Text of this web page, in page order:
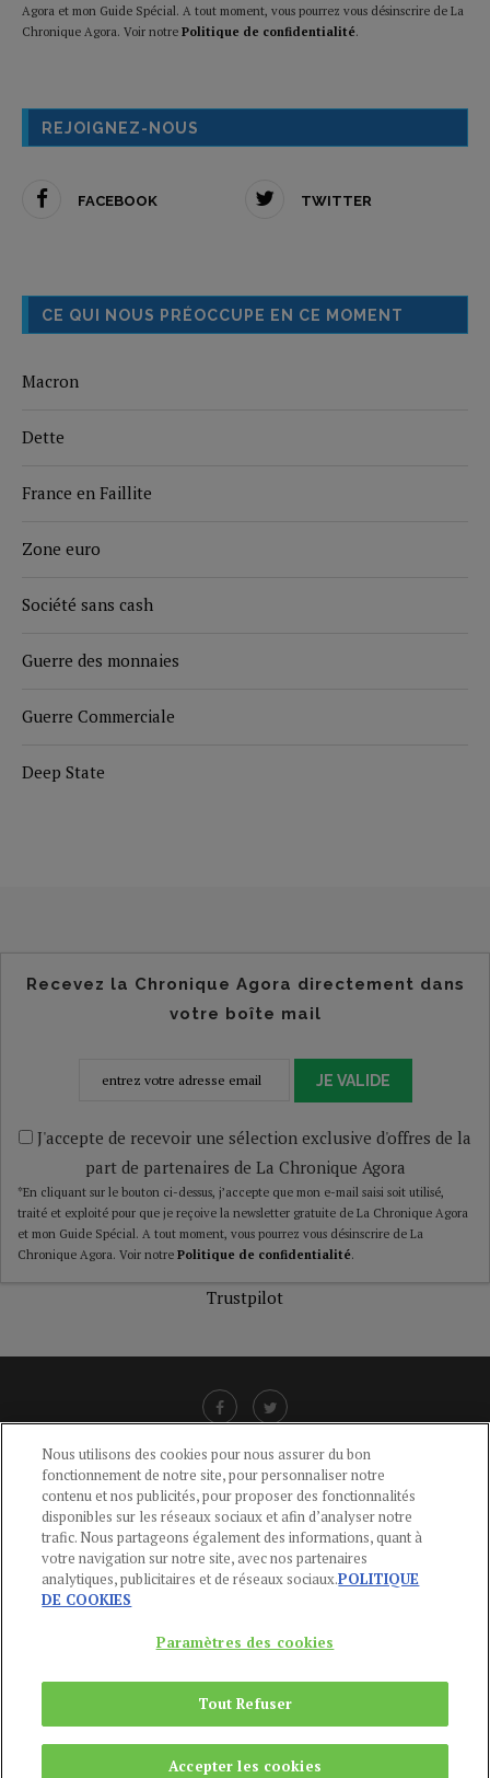
Agora et mon Guide Spécial. A tout moment, vous pourrez vous désinscrire de La
Chronique Agora. Voir notre Politique de confidentialité.
REJOIGNEZ-NOUS
FACEBOOK TWITTER
CE QUI NOUS PRÉOCCUPE EN CE MOMENT
Macron
Dette
France en Faillite
Zone euro
Société sans cash
Guerre des monnaies
Guerre Commerciale
Deep State
Recevez la Chronique Agora directement dans
votre boîte mail
JE VALIDE
J'accepte de recevoir une sélection exclusive d'offres de la
part de partenaires de La Chronique Agora
*En cliquant sur le bouton ci-dessus, j’accepte que mon e-mail saisi soit utilisé,
traité et exploité pour que je reçoive la newsletter gratuite de La Chronique Agora
et mon Guide Spécial. A tout moment, vous pourrez vous désinscrire de La
Chronique Agora. Voir notre Politique de confidentialité.
Trustpilot
CGU-POLITIQUE DE CONFIDENTIALITÉ -POLITIQUE DES COOKIES
MENTIONS LÉGALES -AIDE
CONTACT
01 44 59 91 11
Du Lundi au Vendredi, 9h-13h et 14h-17h
Copyright © 2024Publications Agora
Nous utilisons des cookies pour nous assurer du bon
fonctionnement de notre site, pour personnaliser notre
contenu et nos publicités, pour proposer des fonctionnalités
disponibles sur les réseaux sociaux et afin d’analyser notre
trafic. Nous partageons également des informations, quant à
votre navigation sur notre site, avec nos partenaires
analytiques, publicitaires et de réseaux sociaux.POLITIQUE
DE COOKIES
Paramètres des cookies
Tout Refuser
Accepter les cookies